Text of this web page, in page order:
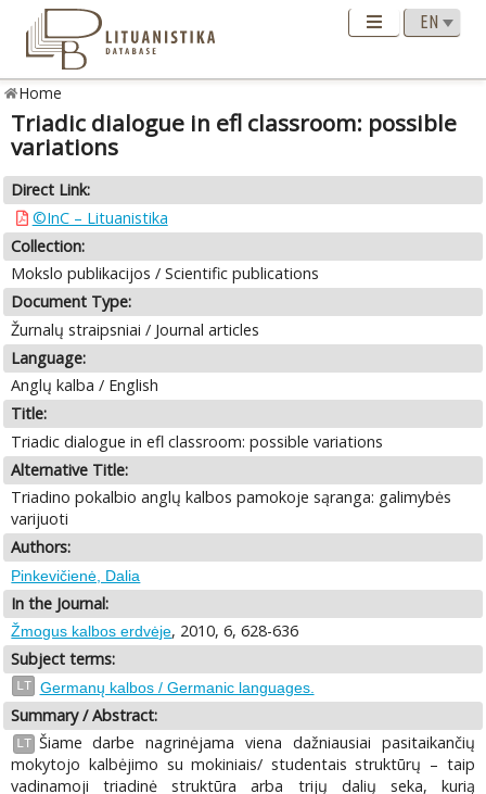
Home
Triadic dialogue in efl classroom: possible
variations
Direct Link:
©InC – Lituanistika
Collection:
Mokslo publikacijos / Scientific publications
Document Type:
Žurnalų straipsniai / Journal articles
Language:
Anglų kalba / English
Title:
Triadic dialogue in efl classroom: possible variations
Alternative Title:
Triadino pokalbio anglų kalbos pamokoje sąranga: galimybės
varijuoti
Authors:
Pinkevičienė, Dalia
In the Journal:
Žmogus kalbos erdvėje, 2010, 6, 628-636
Subject terms:
LT Germanų kalbos / Germanic languages.
Summary / Abstract:
LT Šiame darbe nagrinėjama viena dažniausiai pasitaikančių
mokytojo kalbėjimo su mokiniais/ studentais struktūrų – taip
vadinamoji triadinė struktūra arba trijų dalių seka, kurią